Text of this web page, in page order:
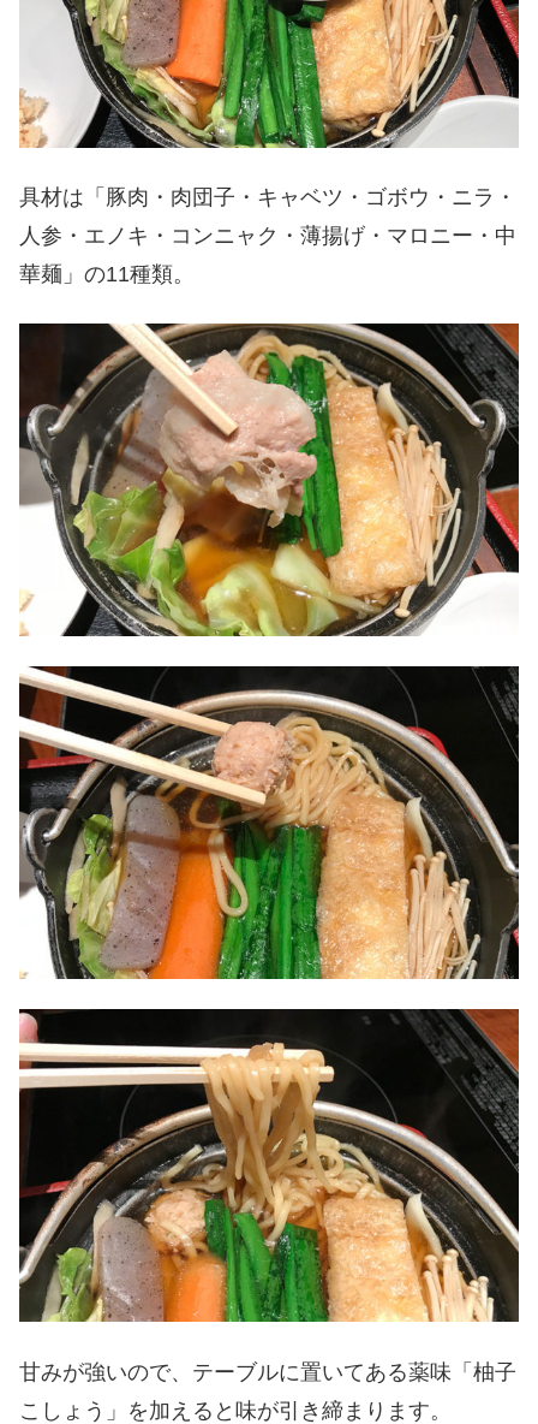
具材は「豚肉・肉団子・キャベツ・ゴボウ・ニラ・
人参・エノキ・コンニャク・薄揚げ・マロニー・中
華麺」の11種類。
甘みが強いので、テーブルに置いてある薬味「柚子
こしょう」を加えると味が引き締まります。